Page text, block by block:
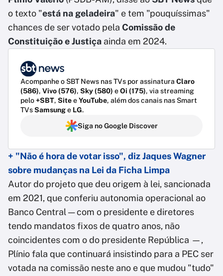
o texto "está na geladeira" e tem "pouquíssimas"
chances de ser votado pela Comissão de
Constituição e Justiça ainda em 2024.
Acompanhe o SBT News nas TVs por assinatura Claro
(586), Vivo (576), Sky (580) eOi (175), via streaming
pelo+SBT, SiteeYouTube, além dos canais nas Smart
TVsSamsunge LG.
Siga no Google Discover
+ "Não é hora de votar isso", diz Jaques Wagner
sobre mudanças na Lei da Ficha Limpa
Autor do projeto que deu origem à lei, sancionada
em 2021, que conferiu autonomia operacional ao
Banco Central — com o presidente e diretores
tendo mandatos fixos de quatro anos, não
coincidentes com o do presidente República —,
Plínio fala que continuará insistindo para a PEC ser
votada na comissão neste ano e que mudou "tudo"